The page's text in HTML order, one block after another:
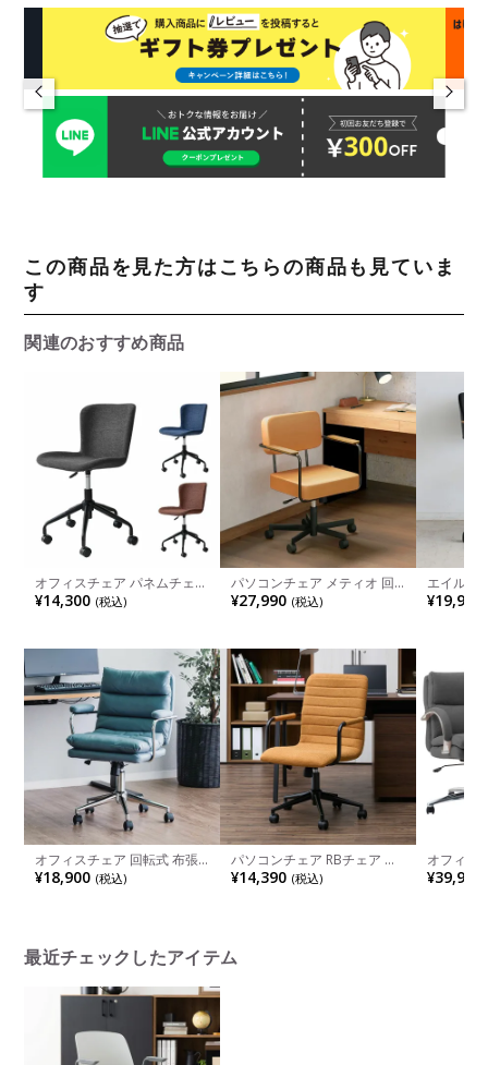
この商品を見た方はこちらの商品も見ていま
す
関連のおすすめ商品
オフィスチェア パネムチェア
ファブリック 座面昇降 高さ
調整 昇降レバー キャスター
グチェア
¥14,300 (税込)
パソコンチェア メティオ 回
転 チェア キャスター付き 上
下昇降 肘付き デスクチェア
ル ヴィンテージ風
¥27,990 (税込)
エイル オ
皮革(PU)
ー デスク
¥19,900
オフィスチェア 回転式 布張
り 椅子 肘付き 昇降式 チェア
ー キャスター付き ワークチ
¥18,900 (税込)
パソコンチェア RBチェア 肘
掛け 布張り チェア 高さ調節
ミーティングチェア キャスタ
¥14,390 (税込)
オフィス
ト 肘付き
リクライ
¥39,900
最近チェックしたアイテム